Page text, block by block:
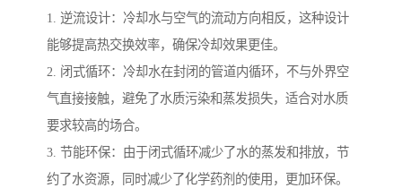
1. 逆流设计：冷却水与空气的流动方向相反，这种设计
能够提高热交换效率，确保冷却效果更佳。
2. 闭式循环：冷却水在封闭的管道内循环，不与外界空
气直接接触，避免了水质污染和蒸发损失，适合对水质
要求较高的场合。
3. 节能环保：由于闭式循环减少了水的蒸发和排放，节
约了水资源，同时减少了化学药剂的使用，更加环保。